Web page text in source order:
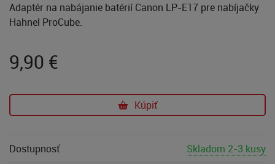
Adaptér na nabájanie batérií Canon LP-E17 pre nabíjačky
Hahnel ProCube.
9,90 €
Kúpiť
Dostupnosť Skladom 2-3 kusy